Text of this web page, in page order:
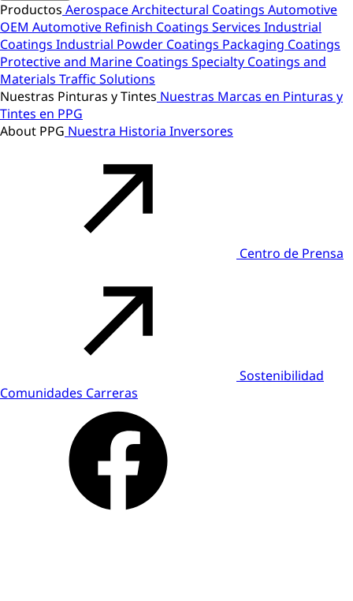
Productos AerospaceArchitectural Coatings Automotive
OEM Automotive Refinish Coatings Services Industrial
Coatings Industrial Powder Coatings Packaging Coatings
Protective and Marine Coatings Specialty Coatings and
Materials Traffic Solutions
Nuestras Pinturas y Tintes Nuestras Marcas en Pinturas y
Tintes en PPG
About PPG Nuestra Historia Inversores
Centro de Prensa
Sostenibilidad
Comunidades Carreras